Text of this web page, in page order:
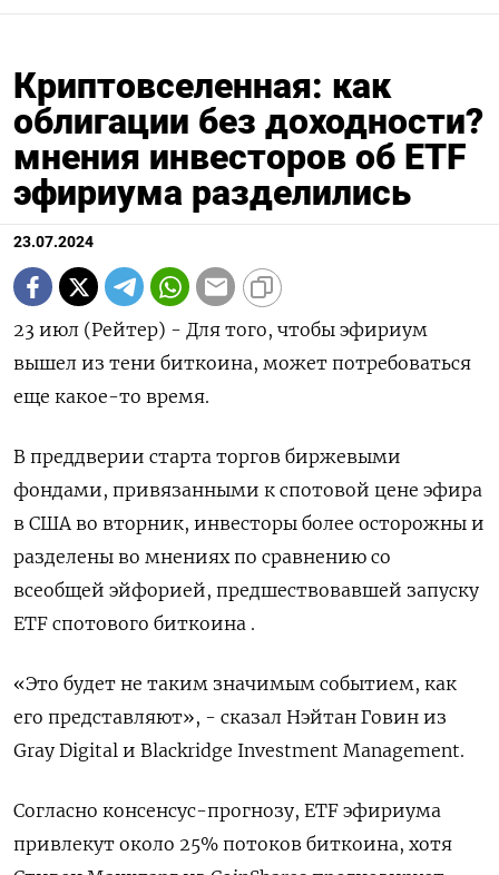
Криптовселенная: как
облигации без доходности?
мнения инвесторов об ETF
эфириума разделились
23.07.2024
23 июл (Рейтер) - Для того, чтобы эфириум
вышел из тени биткоина, может потребоваться
еще какое-то время.
В преддверии старта торгов биржевыми
фондами, привязанными к спотовой цене эфира
в США во вторник, инвесторы более осторожны и
разделены во мнениях по сравнению со
всеобщей эйфорией, предшествовавшей запуску
ETF спотового биткоина .
«Это будет не таким значимым событием, как
его представляют», - сказал Нэйтан Говин из
Gray Digital и Blackridge Investment Management.
Согласно консенсус-прогнозу, ETF эфириума
привлекут около 25% потоков биткоина, хотя